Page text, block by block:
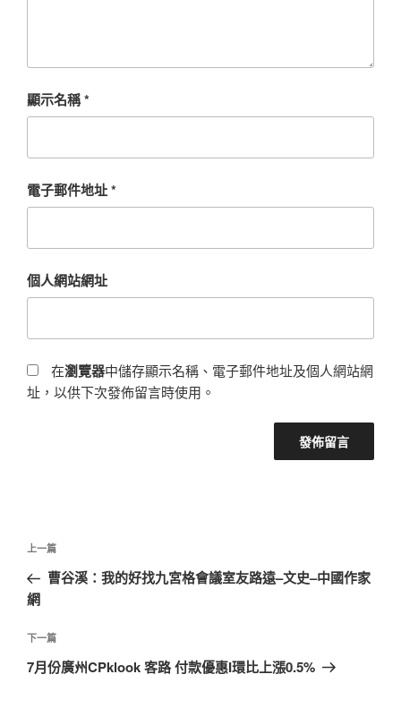
顯示名稱*
電子郵件地址*
個人網站網址
在瀏覽器中儲存顯示名稱、電子郵件地址及個人網站網
址，以供下次發佈留言時使用。
文
導
覽
上
一
篇
章
上一篇
曹谷溪：我的好找九宮格會議室友路遠–文史–中國作家
網
下
一
下一篇
7月份廣州CPklook 客路 付款優惠I環比上漲0.5%